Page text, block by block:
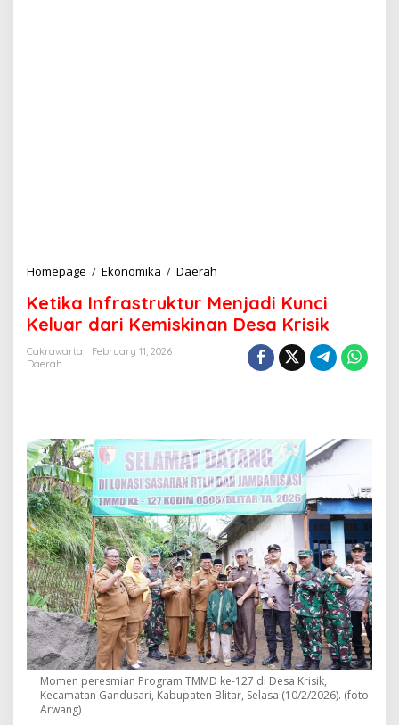
Homepage / Ekonomika / Daerah
t
i
k
s
t
r
u
k
u
r
M
e
n
j
a
d
i
K
u
Ketika Infrastruktur Menjadi Kunci
Keluar dari Kemiskinan Desa Krisik
Cakrawarta
February 11, 2026
Daerah
Momen peresmian Program TMMD ke-127 di Desa Krisik,
Kecamatan Gandusari, Kabupaten Blitar, Selasa (10/2/2026). (foto:
Arwang)